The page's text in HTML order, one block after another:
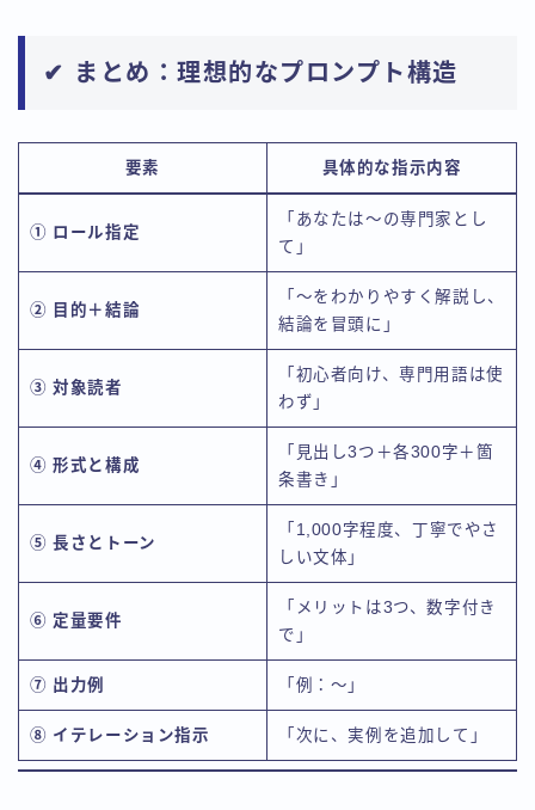
✔ まとめ：理想的なプロンプト構造
要素 具体的な指示内容
① ロール指定
「あなたは〜の専門家とし
て」
② 目的＋結論
「〜をわかりやすく解説し、
結論を冒頭に」
③ 対象読者
「初心者向け、専門用語は使
わず」
④ 形式と構成
「見出し3つ＋各300字＋箇
条書き」
⑤ 長さとトーン
「1,000字程度、丁寧でやさ
しい文体」
⑥ 定量要件
「メリットは3つ、数字付き
で」
⑦ 出力例 「例：〜」
⑧ イテレーション指示 「次に、実例を追加して」